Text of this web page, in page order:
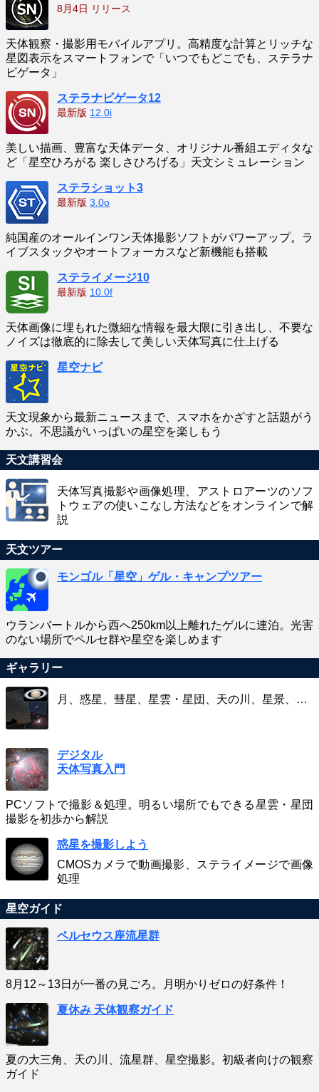
8月4日 リリース
天体観察・撮影用モバイルアプリ。高精度な計算とリッチな
星図表示をスマートフォンで「いつでもどこでも、ステラナ
ビゲータ」
ステラナビゲータ12
最新版 12.0i
美しい描画、豊富な天体データ、オリジナル番組エディタな
ど「星空ひろがる 楽しさひろげる」天文シミュレーション
ステラショット3
最新版 3.0o
純国産のオールインワン天体撮影ソフトがパワーアップ。ラ
イブスタックやオートフォーカスなど新機能も搭載
ステライメージ10
最新版 10.0f
天体画像に埋もれた微細な情報を最大限に引き出し、不要な
ノイズは徹底的に除去して美しい天体写真に仕上げる
星空ナビ
天文現象から最新ニュースまで、スマホをかざすと話題がう
かぶ。不思議がいっぱいの星空を楽しもう
天文講習会
天体写真撮影や画像処理、アストロアーツのソフ
トウェアの使いこなし方法などをオンラインで解
説
天文ツアー
モンゴル「星空」ゲル・キャンプツアー
ウランバートルから西へ250km以上離れたゲルに連泊。光害
のない場所でペルセ群や星空を楽しめます
ギャラリー
月、惑星、彗星、星雲・星団、天の川、星景、…
デジタル
天体写真入門
PCソフトで撮影＆処理。明るい場所でもできる星雲・星団
撮影を初歩から解説
惑星を撮影しよう
CMOSカメラで動画撮影、ステライメージで画像
処理
星空ガイド
ペルセウス座流星群
8月12～13日が一番の見ごろ。月明かりゼロの好条件！
夏休み 天体観察ガイド
夏の大三角、天の川、流星群、星空撮影。初級者向けの観察
ガイド